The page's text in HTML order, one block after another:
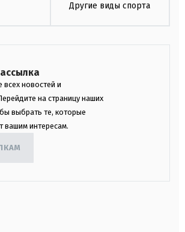
Другие виды спорта
всех новостей и
на страницу наших
выбрать те, которые
вашим интересам.